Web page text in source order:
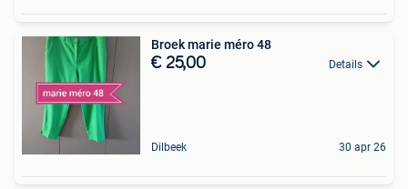
Broek marie méro 48
€ 25,00 Details
Dilbeek 30 apr 26